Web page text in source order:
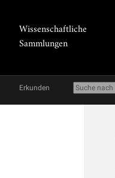
Wissenschaftliche
Sammlungen
Erkunden